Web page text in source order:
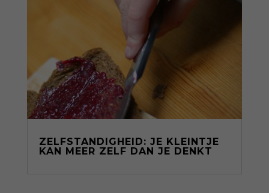
ZELFSTANDIGHEID: JE KLEINTJE
KAN MEER ZELF DAN JE DENKT